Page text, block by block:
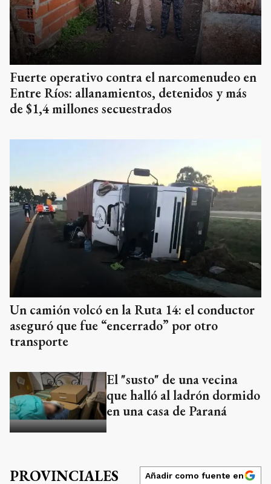
Fuerte operativo contra el narcomenudeo en
Entre Ríos: allanamientos, detenidos y más
de $1,4 millones secuestrados
Un camión volcó en la Ruta 14: el conductor
aseguró que fue “encerrado” por otro
transporte
El "susto" de una vecina
que halló al ladrón dormido
en una casa de Paraná
PROVINCIALES Añadir como fuente en